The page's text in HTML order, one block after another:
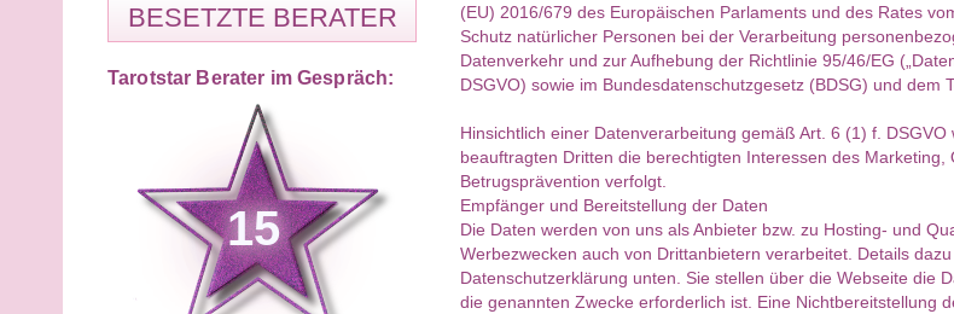
BESETZTE BERATER
Tarotstar Berater im Gespräch:
15
(EU) 2016/679 des Europäischen Parlaments und des Rates
Schutz natürlicher Personen bei der Verarbeitung
Datenverkehr und zur Aufhebung der Richtlinie 95/46/EG
DSGVO) sowie im Bundesdatenschutzgesetz (BDSG) und dem
Hinsichtlich einer Datenverarbeitung gemäß Art. 6 (1) f. DSGVO
beauftragten Dritten die berechtigten Interessen des Marketing,
Betrugsprävention verfolgt.
Empfänger und Bereitstellung der Daten
Die Daten werden von uns als Anbieter bzw. zu Hosting- und
Werbezwecken auch von Drittanbietern verarbeitet. Details
Datenschutzerklärung unten. Sie stellen über die Webseite die
die genannten Zwecke erforderlich ist. Eine Nichtbereitstellung